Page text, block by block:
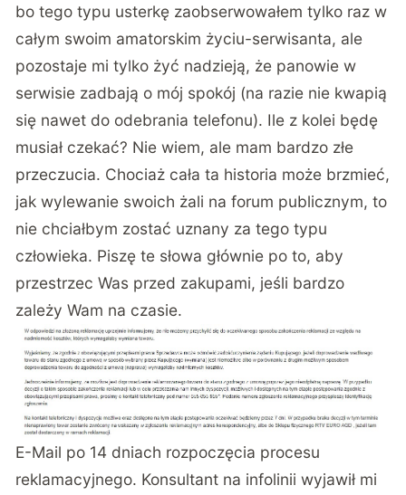
bo tego typu usterkę zaobserwowałem tylko raz w
całym swoim amatorskim życiu-serwisanta, ale
pozostaje mi tylko żyć nadzieją, że panowie w
serwisie zadbają o mój spokój (na razie nie kwapią
się nawet do odebrania telefonu). Ile z kolei będę
musiał czekać? Nie wiem, ale mam bardzo złe
przeczucia. Chociaż cała ta historia może brzmieć,
jak wylewanie swoich żali na forum publicznym, to
nie chciałbym zostać uznany za tego typu
człowieka. Piszę te słowa głównie po to, aby
przestrzec Was przed zakupami, jeśli bardzo
zależy Wam na czasie.
E-Mail po 14 dniach rozpoczęcia procesu
reklamacyjnego. Konsultant na infolinii wyjawił mi